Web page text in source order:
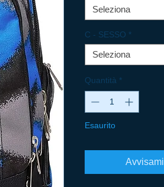
Seleziona
C - SESSO *
Seleziona
Quantità *
Esaurito